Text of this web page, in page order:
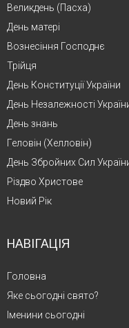
Великдень (Пасха)
День матері
Вознесіння Господнє
Трійця
День Конституції України
День Незалежності
День знань
Геловін (Хелловін)
День Збройних Сил
Різдво Христове
Новий Рік
НАВІГАЦІЯ
Головна
Яке сьогодні свято?
Іменини сьогодні